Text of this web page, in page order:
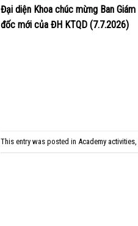
Đại diện Khoa chúc mừng Ban Giám
đốc mới của ĐH KTQD (7.7.2026)
This entry was posted in Academy activities